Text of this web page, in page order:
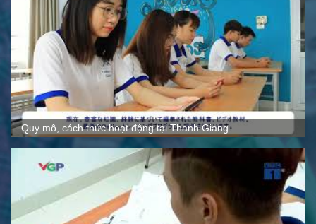
Quy mô, cách thức hoạt động tại Thanh Giang